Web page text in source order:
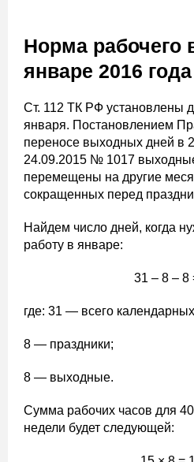
Норма рабочего
январе 2016 года
Ст. 112 ТК РФ установлены
января. Постановлением
переносе выходных дней в
24.09.2015 № 1017
перемещены на другие
сокращенных перед
Найдем число дней, когда
работу в январе:
31 – 8 – 8
где: 31 — всего
8 — праздники;
8 — выходные.
Сумма рабочих часов для
недели будет следующей: